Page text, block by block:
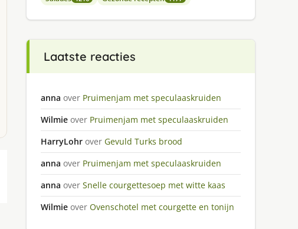
Laatste reacties
anna over Pruimenjam met speculaaskruiden
Wilmie over Pruimenjam met speculaaskruiden
HarryLohr over Gevuld Turks brood
anna over Pruimenjam met speculaaskruiden
anna over Snelle courgettesoep met witte kaas
Wilmie over Ovenschotel met courgette en tonijn